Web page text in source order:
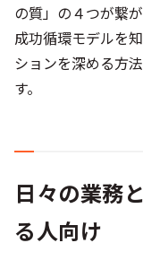
の質」の４つが繋
成功循環モデルを
ションを深める方
す。
日々の業務
る人向け